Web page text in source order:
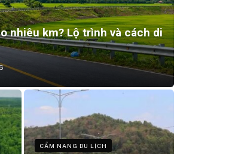
nhiêu km? Lộ trình và cách di
CẨM NANG DU LỊCH